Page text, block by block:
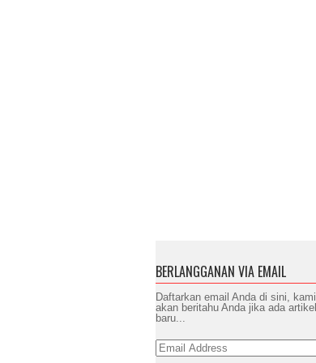
BERLANGGANAN VIA EMAIL
Daftarkan email Anda di sini, kami
akan beritahu Anda jika ada artikel
baru...
Email
Address